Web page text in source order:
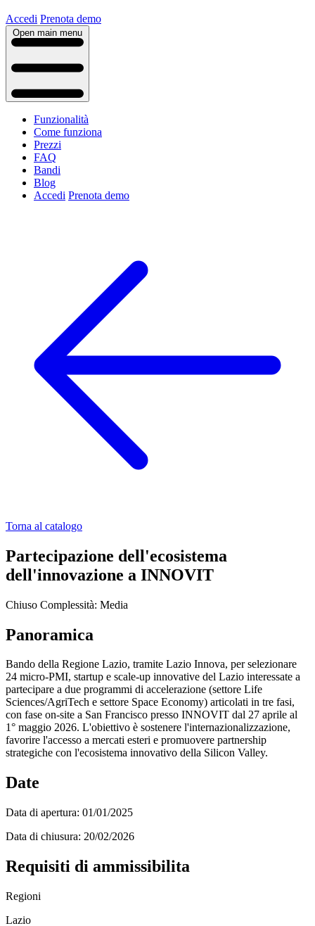
Accedi Prenota demo
Open main menu
Funzionalità
Come funziona
Prezzi
FAQ
Bandi
Blog
Accedi Prenota demo
Torna al catalogo
Partecipazione dell'ecosistema
dell'innovazione a INNOVIT
Chiuso Complessità: Media
Panoramica
Bando della Regione Lazio, tramite Lazio Innova, per selezionare
24 micro-PMI, startup e scale-up innovative del Lazio interessate a
partecipare a due programmi di accelerazione (settore Life
Sciences/AgriTech e settore Space Economy) articolati in tre fasi,
con fase on-site a San Francisco presso INNOVIT dal 27 aprile al
1° maggio 2026. L'obiettivo è sostenere l'internazionalizzazione,
favorire l'accesso a mercati esteri e promuovere partnership
strategiche con l'ecosistema innovativo della Silicon Valley.
Date
Data di apertura: 01/01/2025
Data di chiusura: 20/02/2026
Requisiti di ammissibilita
Regioni
Lazio